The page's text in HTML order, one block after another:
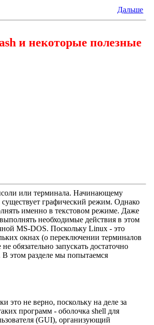
Дальше
и некоторые полезные
или терминала. Начинающему
существует графический режим. Однако
именно в текстовом режиме. Даже
необходимые действия в этом
MS-DOS. Поскольку Linux - это
окнах (о переключении терминалов
обязательно запускать достаточно
этом разделе мы попытаемся
это не верно, поскольку на деле за
программ - оболочка shell для
(GUI), организующий